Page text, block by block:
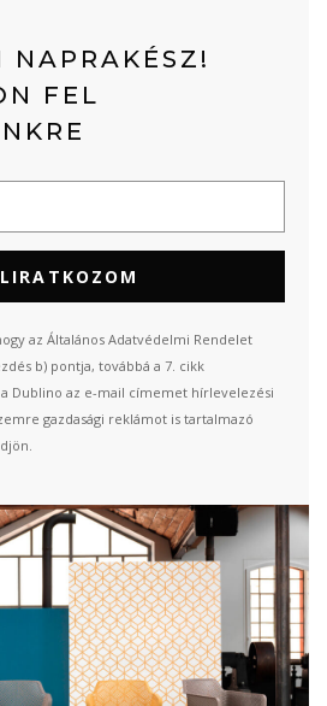
NAPRAKÉSZ!
FEL
az Általános Adatvédelmi Rendelet
b) pontja, továbbá a 7. cikk
Dublino az e-mail címemet hírlevelezési
gazdasági reklámot is tartalmazó